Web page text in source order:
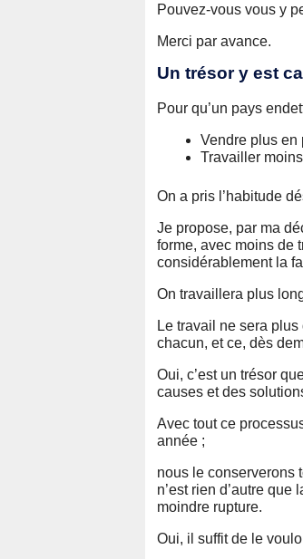
Pouvez-vous vous y
Merci par avance.
Un trésor y est
Pour qu’un pays
Vendre plus en
Travailler
On a pris l’habitude
Je propose, par ma
forme, avec moins de
considérablement la
On travaillera plus
Le travail ne sera
chacun, et ce, dès
Oui, c’est un trésor
causes et des
Avec tout ce
année ;
nous le conserverons
n’est rien d’autre
moindre rupture.
Oui, il suffit de le